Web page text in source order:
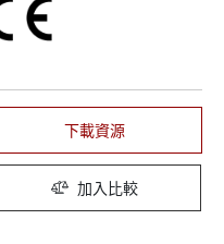
下載資源
加入比較